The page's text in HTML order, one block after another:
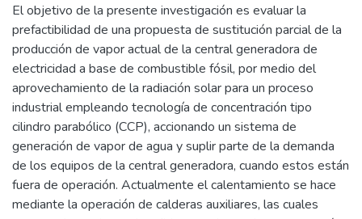
El objetivo de la presente investigación es evaluar la
prefactibilidad de una propuesta de sustitución parcial de la
producción de vapor actual de la central generadora de
electricidad a base de combustible fósil, por medio del
aprovechamiento de la radiación solar para un proceso
industrial empleando tecnología de concentración tipo
cilindro parabólico (CCP), accionando un sistema de
generación de vapor de agua y suplir parte de la demanda
de los equipos de la central generadora, cuando estos están
fuera de operación. Actualmente el calentamiento se hace
mediante la operación de calderas auxiliares, las cuales